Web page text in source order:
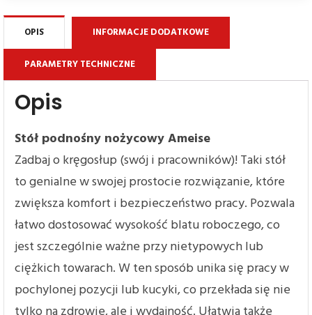
OPIS INFORMACJE DODATKOWE
PARAMETRY TECHNICZNE
Opis
Stół podnośny nożycowy Ameise
Zadbaj o kręgosłup (swój i pracowników)! Taki stół
to genialne w swojej prostocie rozwiązanie, które
zwiększa komfort i bezpieczeństwo pracy. Pozwala
łatwo dostosować wysokość blatu roboczego, co
jest szczególnie ważne przy nietypowych lub
ciężkich towarach. W ten sposób unika się pracy w
pochylonej pozycji lub kucyki, co przekłada się nie